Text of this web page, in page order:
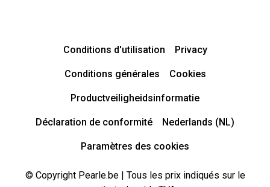
Conditions d'utilisation Privacy
Conditions générales Cookies
Productveiligheidsinformatie
Déclaration de conformité Nederlands (NL)
Paramètres des cookies
© Copyright Pearle.be | Tous les prix indiqués sur le